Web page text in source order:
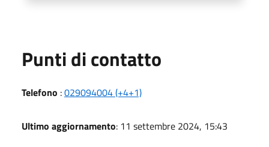
Punti di contatto
Telefono :029094004 (+4+1)
Ultimo aggiornamento: 11 settembre 2024, 15:43